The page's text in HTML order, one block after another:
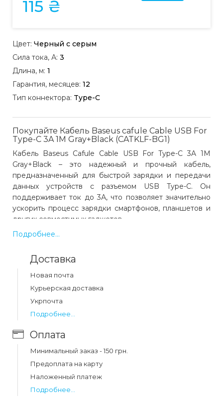
115 ₴
Цвет: Черный с серым
Сила тока, А: 3
Длина, м: 1
Гарантия, месяцев: 12
Тип коннектора: Type-C
Покупайте Кабель Baseus cafule Cable USB For
Type-C 3A 1M Gray+Black (CATKLF-BG1)
Кабель Baseus Cafule Cable USB For Type-C 3A 1M
Gray+Black – это надежный и прочный кабель,
предназначенный для быстрой зарядки и передачи
данных устройств с разъемом USB Type-C. Он
поддерживает ток до 3А, что позволяет значительно
ускорить процесс зарядки смартфонов, планшетов и
других совместимых гаджетов.
Кабель изготовлен из высококачественных
которая защищает его от перегибов, растяжений и
механических повреждений, продлевая срок службы
соединения в местах сгибов предотвращают износ и
разрывы, обеспечивая долговечность.
повседневного использования – он идеально
подходит для зарядки дома, в офисе или в
Baseus Cafule Cable также поддерживает передачу
данных на высокой скорости, что позволяет быстро
Подробнее...
Доставка
Новая почта
Курьерская доставка
Укрпочта
Подробнее...
Оплата
Минимальный заказ - 150 грн.
Предоплата на карту
Наложенный платеж
Подробнее...